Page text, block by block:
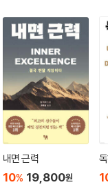
내면 근력
10% 19,800원